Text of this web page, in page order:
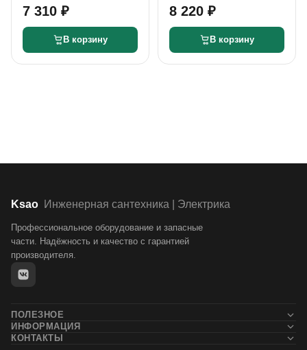
3/4"
7 310 ₽
В корзину
8 220 ₽
В корзину
Ksao Инженерная сантехника | Электрика
Профессиональное оборудование и запасные
части. Надёжность и качество с гарантией
производителя.
ПОЛЕЗНОЕ
Новости
Блог
ИНФОРМАЦИЯ
Контакты
КОНТАКТЫ